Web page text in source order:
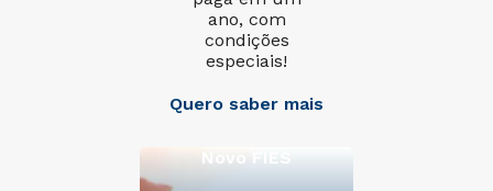
ano, com
condições
especiais!
Quero saber mais
Novo FIES